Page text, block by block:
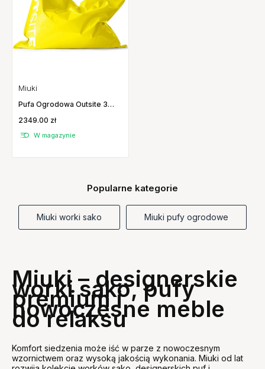
Miuki
Pufa Ogrodowa Outsite 3
2349.00 zł
W magazynie
Popularne kategorie
Miuki worki sako Miuki pufy ogrodowe
Miuki – designerskie
worki sako, pufy
premium i
nowoczesne meble
do relaksu
Komfort siedzenia może iść w parze z nowoczesnym
wzornictwem oraz wysoką jakością wykonania. Miuki od lat